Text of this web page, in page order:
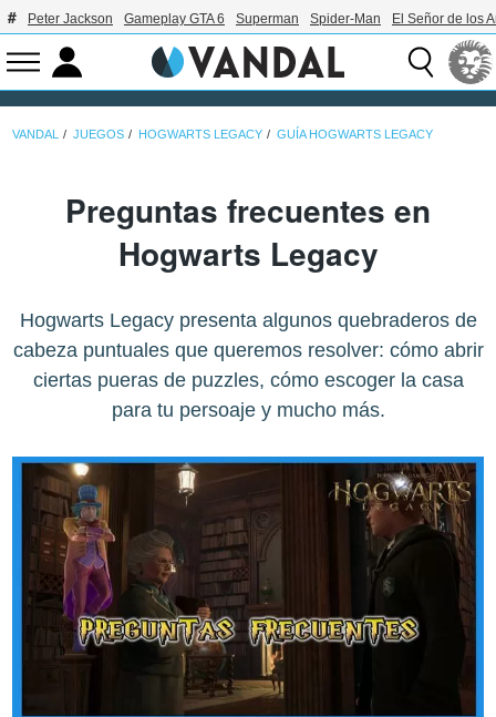
Peter Jackson Gameplay GTA 6 Superman Spider-Man El Señor de los
VANDAL JUEGOS HOGWARTS LEGACY GUÍA HOGWARTS LEGACY
Preguntas frecuentes en
Hogwarts Legacy
Hogwarts Legacy presenta algunos quebraderos de
cabeza puntuales que queremos resolver: cómo abrir
ciertas pueras de puzzles, cómo escoger la casa
para tu persoaje y mucho más.